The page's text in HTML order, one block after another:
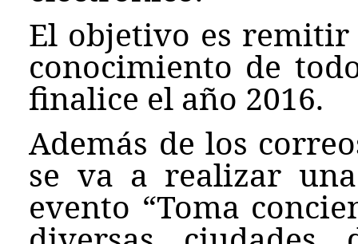
El objetivo es
conocimiento de
finalice el año 2016.
Además de los
se va a realizar
evento “Toma